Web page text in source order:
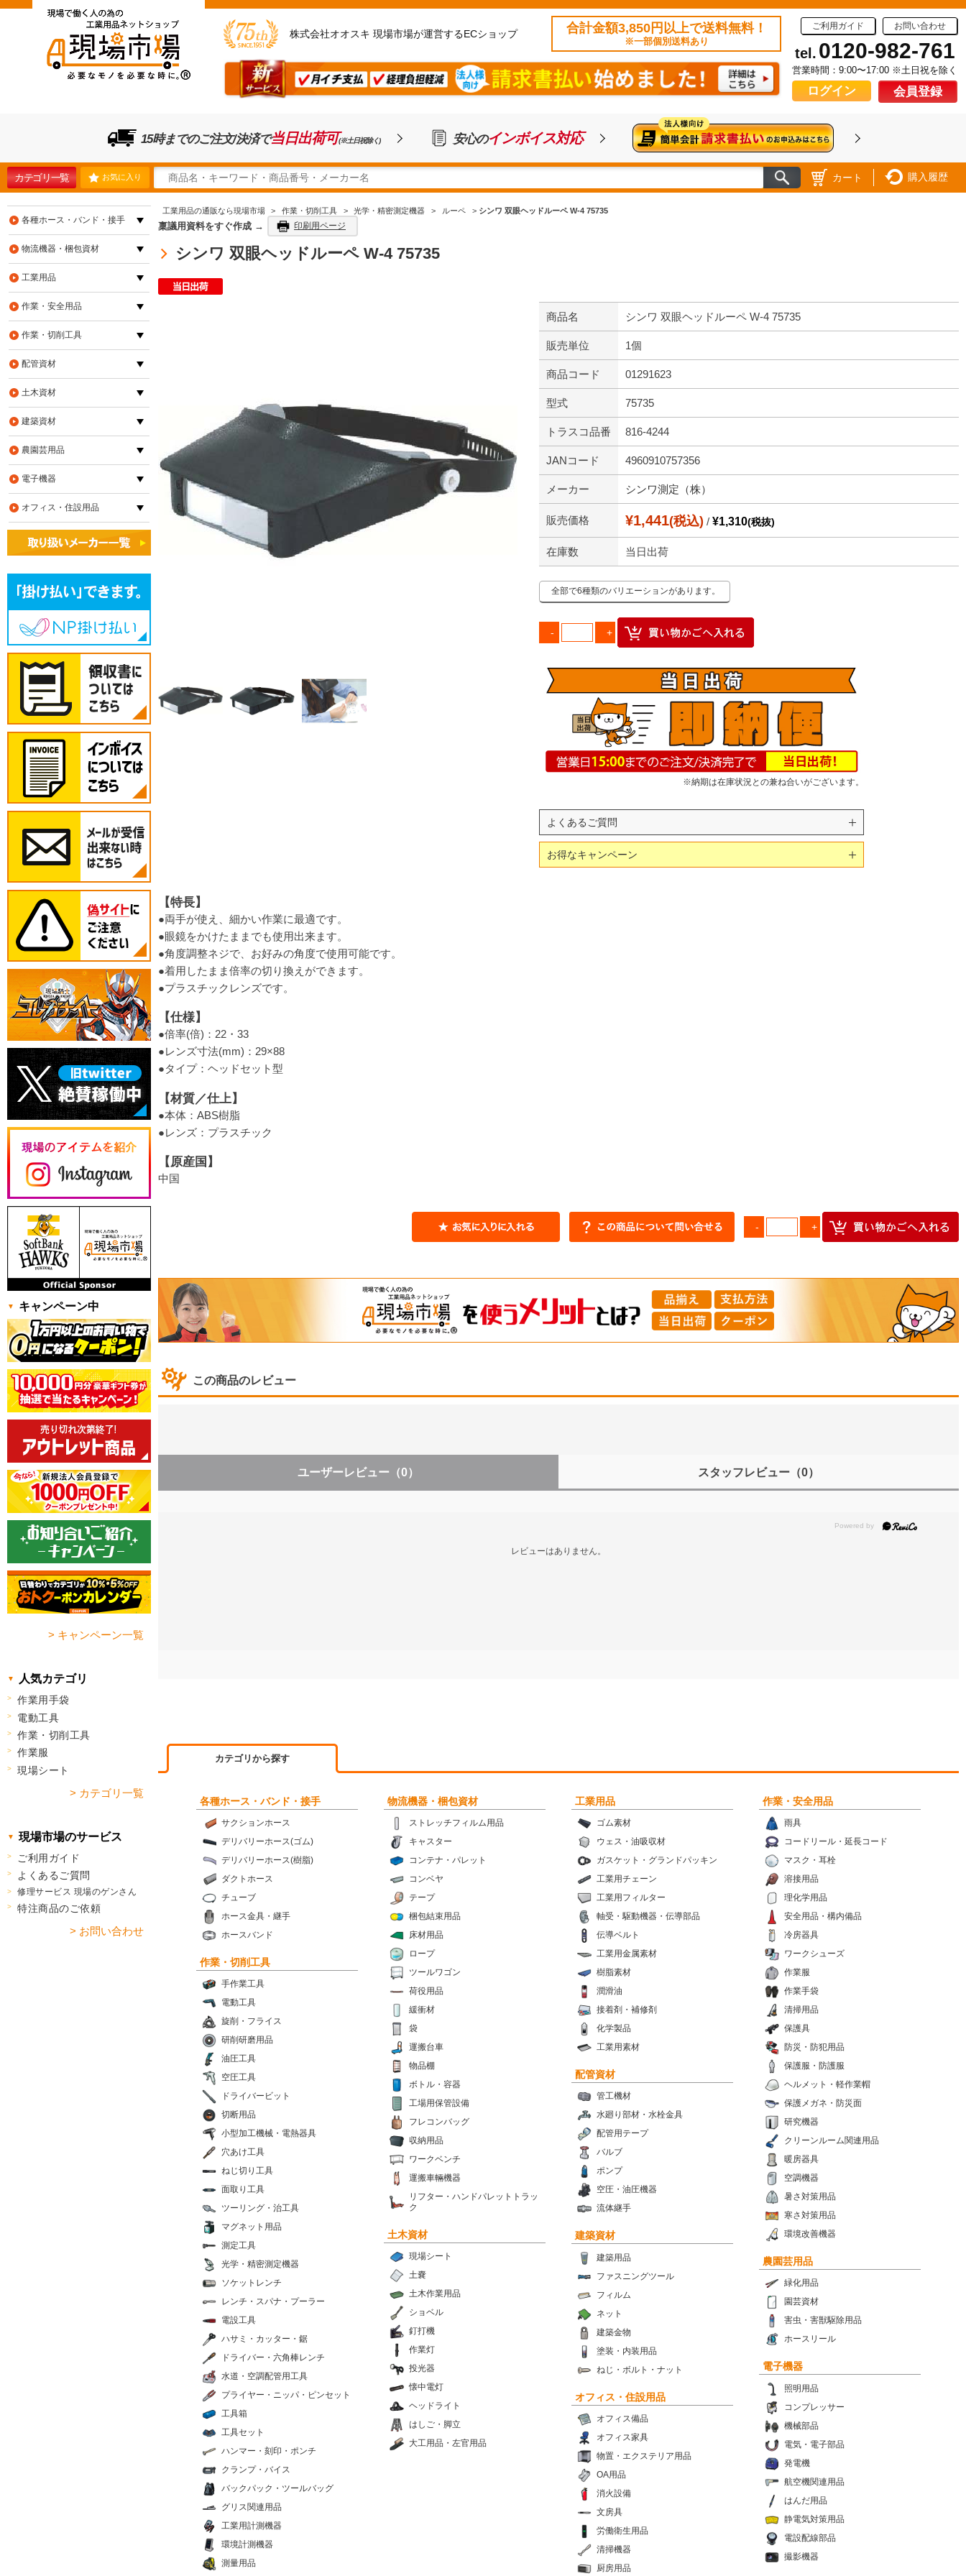
株式会社オオスキ 現場市場が運営するECショップ 合計金額3,850円以上で送料無料！
※一部個別送料あり
ご利用ガイド お問い合わせ
tel. 0120-982-761
営業時間：9:00〜17:00 ※土日祝を除く
ログイン 会員登録
15時までのご注文/決済で当日出荷可(※土日祝除く) 安心のインボイス対応
カテゴリ一覧 お気に入り カート 購入履歴
工業用品の通販なら現場市場 > 作業・切削工具 > 光学・精密測定機器 > ルーペ > シンワ 双眼ヘッドルーペ W-4 75735
稟議用資料をすぐ作成 → 印刷用ページ
シンワ 双眼ヘッドルーペ W-4 75735
商品名 シンワ 双眼ヘッドルーペ W-4 75735
販売単位 1個
商品コード 01291623
型式 75735
トラスコ品番 816-4244
JANコード 4960910757356
メーカー シンワ測定（株）
販売価格 ¥1,441(税込) / ¥1,310(税抜)
在庫数 当日出荷
全部で6種類のバリエーションがあります。
※納期は在庫状況との兼ね合いがございます。
よくあるご質問
お得なキャンペーン
【特長】
●両手が使え、細かい作業に最適です。
●眼鏡をかけたままでも使用出来ます。
●角度調整ネジで、お好みの角度で使用可能です。
●着用したまま倍率の切り換えができます。
●プラスチックレンズです。
【仕様】
●倍率(倍)：22・33
●レンズ寸法(mm)：29×88
●タイプ：ヘッドセット型
【材質／仕上】
●本体：ABS樹脂
●レンズ：プラスチック
【原産国】
中国
この商品のレビュー
ユーザーレビュー （0） スタッフレビュー （0）
レビューはありません。
カテゴリから探す
各種ホース・バンド・接手
サクションホース
デリバリーホース(ゴム)
デリバリーホース(樹脂)
ダクトホース
チューブ
ホース金具・継手
ホースバンド
物流機器・梱包資材
ストレッチフィルム用品
キャスター
コンテナ・パレット
コンベヤ
テープ
梱包結束用品
床材用品
ロープ
ツールワゴン
荷役用品
緩衝材
袋
運搬台車
物品棚
ボトル・容器
工場用保管設備
フレコンバッグ
収納用品
ワークベンチ
運搬車輛機器
リフター・ハンドパレットトラッ
ク
工業用品
ゴム素材
ウェス・油吸収材
ガスケット・グランドパッキン
工業用チェーン
工業用フィルター
軸受・駆動機器・伝導部品
伝導ベルト
工業用金属素材
樹脂素材
潤滑油
接着剤・補修剤
化学製品
工業用素材
作業・安全用品
雨具
コードリール・延長コード
マスク・耳栓
溶接用品
理化学用品
安全用品・構内備品
冷房器具
ワークシューズ
作業服
作業手袋
清掃用品
保護具
防災・防犯用品
保護服・防護服
ヘルメット・軽作業帽
保護メガネ・防災面
研究機器
クリーンルーム関連用品
暖房器具
空調機器
暑さ対策用品
寒さ対策用品
環境改善機器
作業・切削工具
手作業工具
電動工具
旋削・フライス
研削研磨用品
油圧工具
空圧工具
ドライバービット
切断用品
小型加工機械・電熱器具
穴あけ工具
ねじ切り工具
面取り工具
ツーリング・治工具
マグネット用品
測定工具
光学・精密測定機器
ソケットレンチ
レンチ・スパナ・プーラー
電設工具
ハサミ・カッター・鋸
ドライバー・六角棒レンチ
水道・空調配管用工具
プライヤー・ニッパ・ピンセット
工具箱
工具セット
ハンマー・刻印・ポンチ
クランプ・バイス
バックパック・ツールバッグ
グリス関連用品
工業用計測機器
環境計測機器
測量用品
配管資材
管工機材
水廻り部材・水栓金具
配管用テープ
バルブ
ポンプ
空圧・油圧機器
流体継手
土木資材
現場シート
土嚢
土木作業用品
ショベル
釘打機
作業灯
投光器
懐中電灯
ヘッドライト
はしご・脚立
大工用品・左官用品
建築資材
建築用品
ファスニングツール
フィルム
ネット
建築金物
塗装・内装用品
ねじ・ボルト・ナット
農園芸用品
緑化用品
園芸資材
害虫・害獣駆除用品
ホースリール
電子機器
照明用品
コンプレッサー
機械部品
電気・電子部品
発電機
航空機関連用品
はんだ用品
静電気対策用品
電設配線部品
撮影機器
オフィス・住設用品
オフィス備品
オフィス家具
物置・エクステリア用品
OA用品
消火設備
文房具
労働衛生用品
清掃機器
厨房用品
各種ホース・バンド・接手
物流機器・梱包資材
工業用品
作業・安全用品
作業・切削工具
配管資材
土木資材
建築資材
農園芸用品
電子機器
オフィス・住設用品
キャンペーン中
> キャンペーン一覧
人気カテゴリ
作業用手袋
電動工具
作業・切削工具
作業服
現場シート
> カテゴリ一覧
現場市場のサービス
ご利用ガイド
よくあるご質問
修理サービス 現場のゲンさん
特注商品のご依頼
> お問い合わせ